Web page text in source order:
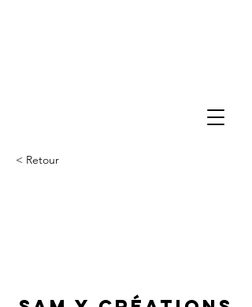
< Retour